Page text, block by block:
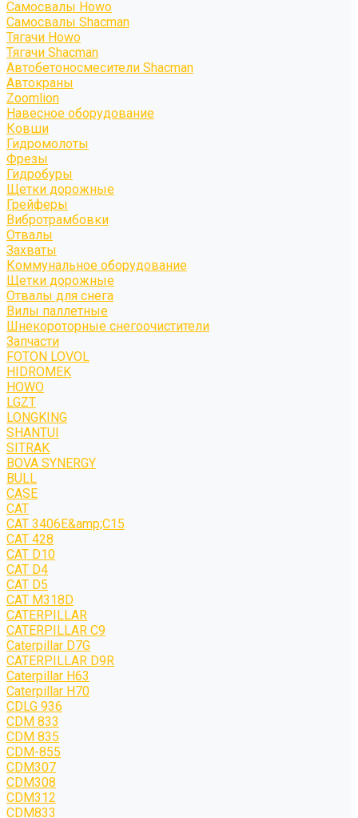
Самосвалы Howo
Самосвалы Shacman
Тягачи Howo
Тягачи Shacman
Автобетоносмесители Shacman
Автокраны
Zoomlion
Навесное оборудование
Ковши
Гидромолоты
Фрезы
Гидробуры
Щетки дорожные
Грейферы
Вибротрамбовки
Отвалы
Захваты
Коммунальное оборудование
Щетки дорожные
Отвалы для снега
Вилы паллетные
Шнекороторные снегоочистители
Запчасти
FOTON LOVOL
HIDROMEK
HOWO
LGZT
LONGKING
SHANTUI
SITRAK
BOVA SYNERGY
BULL
CASE
CAT
CAT 3406E&amp;C15
CAT 428
CAT D10
CAT D4
CAT D5
CAT M318D
CATERPILLAR
CATERPILLAR C9
Caterpillar D7G
CATERPILLAR D9R
Caterpillar H63
Caterpillar H70
CDLG 936
CDM 833
CDM 835
CDM-855
CDM307
CDM308
CDM312
CDM833